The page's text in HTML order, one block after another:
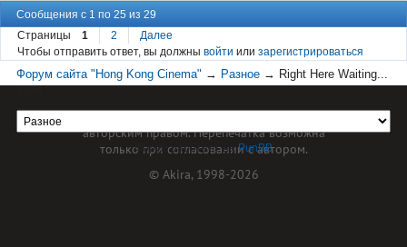
Сообщения с 1 по 25 из 29
Страницы
1 2
Далее
Чтобы отправить ответ, вы должны войти или зарегистрироваться
Форум сайта "Hong Kong Cinema" → Разное → Right Here Waiting...
Форум работает наPunBB
авторским правом. Перепечатка возможна
только при согласовании с автором.
© Akira, 1998-2026